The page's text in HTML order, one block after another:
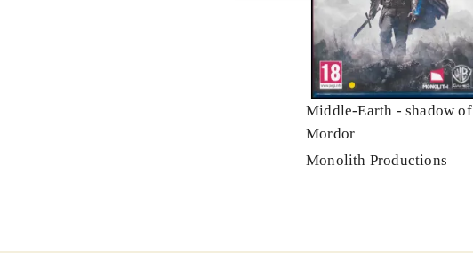
Middle-Earth - shadow of
Mordor
Monolith Productions